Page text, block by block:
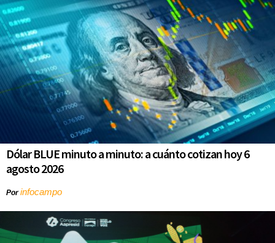
Dólar BLUE minuto a minuto: a cuánto cotizan hoy 6
agosto 2026
Porinfocampo